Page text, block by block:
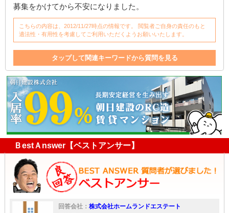
募集をかけてから不安になりました。
こちらの内容は、2012/11/27時点の情報です。 閲覧者ご自身の責任のもと
適法性・有用性を考慮してご利用いただくようお願いいたします。
タップして関連キーワードから質問を見る
店舗 契約書 保証会社 保険 入居者
媒介
マンション
区分
ＢestＡnswer【ベストアンサー】
回答会社： 株式会社ホームランドエステート